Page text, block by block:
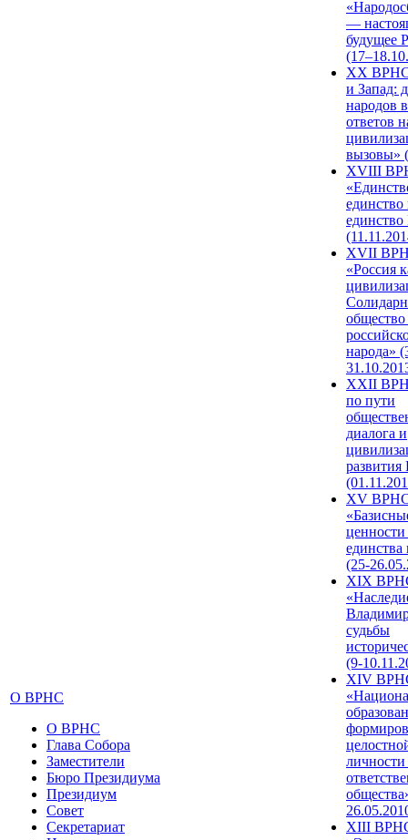
О ВРНС
О ВРНС
Глава Собора
Заместители
Бюро Президиума
Президиум
Совет
Секретариат
—
будущее
XX ВРНС
и Запад:
народов
ответов
вызовы»
XVIII
единство
единство
XVII
«Россия
народа»
XXII
по пути
диалога и
развития
XV
единства
(25-
XIX
судьбы
(9-
XIV
XIII